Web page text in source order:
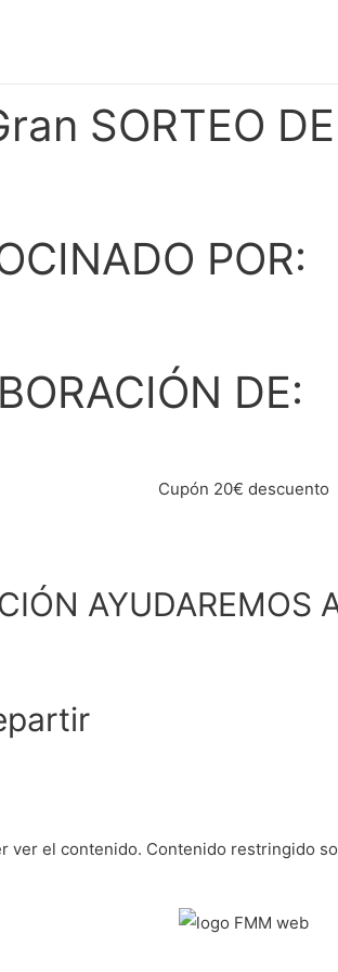
SORTEO
POR:
DE:
Cupón 20€ descuento
AYUDAREMOS
ver el contenido. Contenido restringido